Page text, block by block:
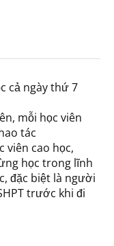
cả ngày thứ 7
mỗi học viên
tác
viên cao học,
học trong lĩnh
đặc biệt là người
trước khi đi